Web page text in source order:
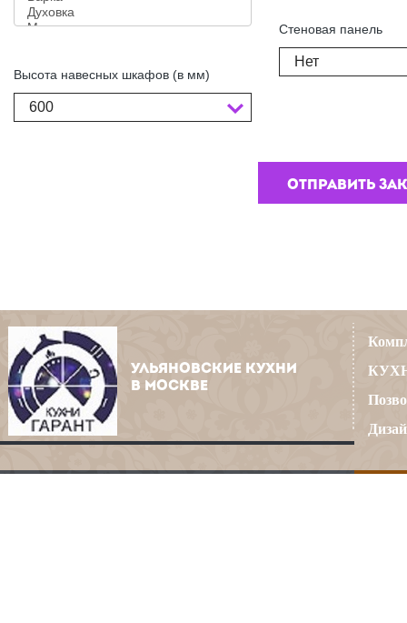
Высота навесных шкафов (в мм)
600
Стеновая панель
Нет
УЛЬЯНОВСКИЕ КУХНИ
В МОСКВЕ